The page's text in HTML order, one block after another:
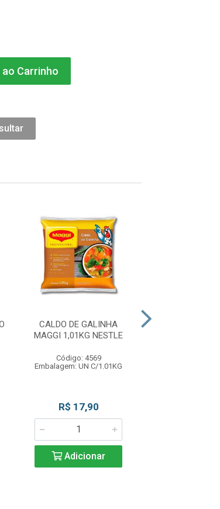
Carrinho
CALDO DE GALINHA
MAGGI 1,01KG NESTLE
Código: 4569
Embalagem: UN C/1.01KG
R$ 17,90
Adicionar